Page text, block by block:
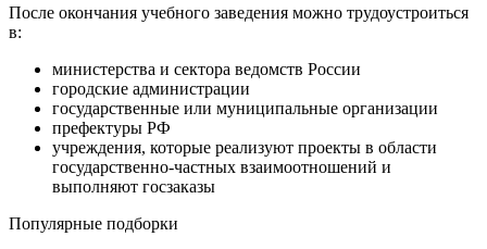
После окончания учебного заведения можно трудоустроиться
в:
министерства и сектора ведомств России
городские администрации
государственные или муниципальные организации
префектуры РФ
учреждения, которые реализуют проекты в области
государственно-частных взаимоотношений и
выполняют госзаказы
Популярные подборки